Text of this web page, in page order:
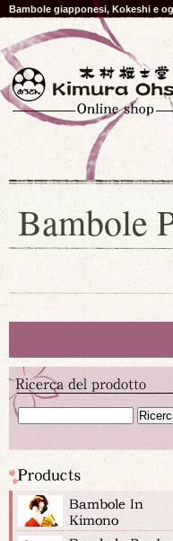
Bambole giapponesi, Kokeshi e
Bambole